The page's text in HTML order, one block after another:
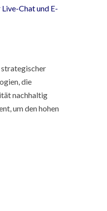
Chat und E-
strategischer
die
nachhaltig
um den hohen